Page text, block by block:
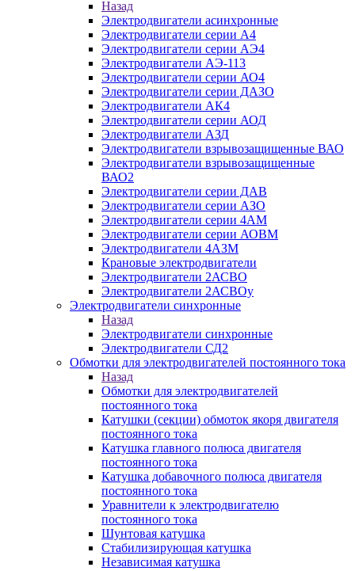
Назад
Электродвигатели асинхронные
Электродвигатели серии А4
Электродвигатели серии АЭ4
Электродвигатели АЭ-113
Электродвигатели серии АО4
Электродвигатели серии ДАЗО
Электродвигатели АК4
Электродвигатели серии АОД
Электродвигатели АЗД
Электродвигатели взрывозащищенные ВАО
Электродвигатели взрывозащищенные
ВАО2
Электродвигатели серии ДАВ
Электродвигатели серии АЗО
Электродвигатели серии 4АМ
Электродвигатели серии АОВМ
Электродвигатели 4АЗМ
Крановые электродвигатели
Электродвигатели 2АСВО
Электродвигатели 2АСВОу
Электродвигатели синхронные
Назад
Электродвигатели синхронные
Электродвигатели СД2
Обмотки для электродвигателей постоянного тока
Назад
Обмотки для электродвигателей
постоянного тока
Катушки (секции) обмоток якоря двигателя
постоянного тока
Катушка главного полюса двигателя
постоянного тока
Катушка добавочного полюса двигателя
постоянного тока
Уравнители к электродвигателю
постоянного тока
Шунтовая катушка
Стабилизирующая катушка
Независимая катушка